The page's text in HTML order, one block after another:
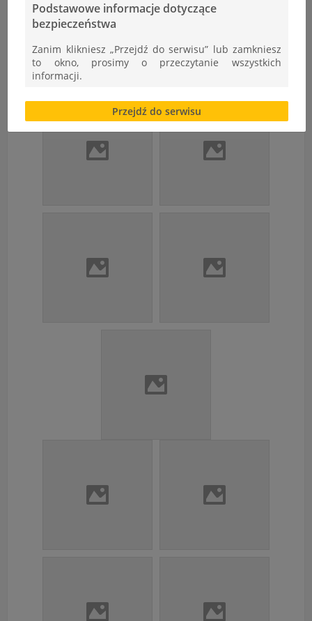
Podstawowe informacje dotyczące
bezpieczeństwa
Zanim klikniesz „Przejdź do serwisu” lub zamkniesz
to okno, prosimy o przeczytanie wszystkich
informacji.
Brak zgody bądź ograniczenie funkcjonalności plików
cookies lub local storage, może utrudnić lub
uniemożliwić korzystanie z Serwisu.
Informacje dotyczące polityki prywatności oraz
przetwarzania danych osobowych dostępne są cały
Przejdź do serwisu